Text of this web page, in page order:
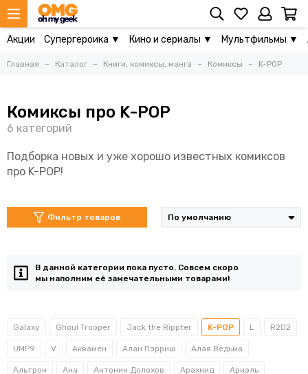
Акции Супергероика ▼ Кино и сериалы ▼ Мультфильмы ▼
Главная Каталог Книги, комиксы, манга Комиксы K-POP
Комиксы про K-POP
Подборка новых и уже хорошо известных комиксов
про K-POP!
Фильтр товаров
В данной категории пока пусто. Совсем скоро
мы наполним её замечательными товарами!
Galaxy Ghoul Trooper Jack the Rippter K-POP L R2D2
UMP9 V Аквамен Алан Пэрриш Алая Ведьма
Альтрон Ана Антонин Долохов Арахнид Ариэль